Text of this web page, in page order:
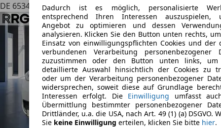
DE 65345
Eltville Am Rhein
Dadurch ist es möglich, personalisierte
entsprechend Ihren Interessen auszuspielen,
Angebot zu optimieren und dessen
analysieren. Klicken Sie den Button unten rechts,
Einsatz von einwilligungspflichten Cookies und der
verbundenen Verarbeitung personenbezogener
zuzustimmen oder den Button unten links, um
detaillierte Auswahl hinsichtlich der Cookies zu
oder um der Verarbeitung personenbezogener
widersprechen, soweit diese auf Grundlage
Interessen erfolgt. Die Einwilligung umfasst
Übermittlung bestimmter personenbezogener
Drittländer, u.a. die USA, nach Art. 49 (1) (a) DSGVO.
Sie keine Einwilligung erteilen, klicken Sie bitte hier.